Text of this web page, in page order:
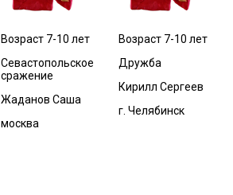
Возраст 7-10 лет
Севастопольское
сражение
Жаданов Саша
москва
Возраст 7-10 лет
Дружба
Кирилл Сергеев
г. Челябинск